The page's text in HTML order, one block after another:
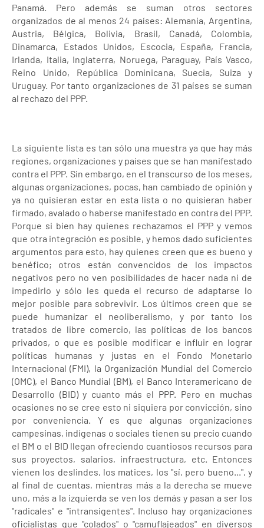
Panamá. Pero además se suman otros sectores
organizados de al menos 24 países: Alemania, Argentina,
Austria, Bélgica, Bolivia, Brasil, Canadá, Colombia,
Dinamarca, Estados Unidos, Escocia, España, Francia,
Irlanda, Italia, Inglaterra, Noruega, Paraguay, País Vasco,
Reino Unido, República Dominicana, Suecia, Suiza y
Uruguay. Por tanto organizaciones de 31 países se suman
al rechazo del PPP.
La siguiente lista es tan sólo una muestra ya que hay más
regiones, organizaciones y países que se han manifestado
contra el PPP. Sin embargo, en el transcurso de los meses,
algunas organizaciones, pocas, han cambiado de opinión y
ya no quisieran estar en esta lista o no quisieran haber
firmado, avalado o haberse manifestado en contra del PPP.
Porque si bien hay quienes rechazamos el PPP y vemos
que otra integración es posible, y hemos dado suficientes
argumentos para esto, hay quienes creen que es bueno y
benéfico; otros están convencidos de los impactos
negativos pero no ven posibilidades de hacer nada ni de
impedirlo y sólo les queda el recurso de adaptarse lo
mejor posible para sobrevivir. Los últimos creen que se
puede humanizar el neoliberalismo, y por tanto los
tratados de libre comercio, las políticas de los bancos
privados, o que es posible modificar e influir en lograr
políticas humanas y justas en el Fondo Monetario
Internacional (FMI), la Organización Mundial del Comercio
(OMC), el Banco Mundial (BM), el Banco Interamericano de
Desarrollo (BID) y cuanto más el PPP. Pero en muchas
ocasiones no se cree esto ni siquiera por convicción, sino
por conveniencia. Y es que algunas organizaciones
campesinas, indígenas o sociales tienen su precio cuando
el BM o el BID llegan ofreciendo cuantiosos recursos para
sus proyectos, salarios, infraestructura, etc. Entonces
vienen los deslindes, los matices, los "sí, pero bueno...", y
al final de cuentas, mientras más a la derecha se mueve
uno, más a la izquierda se ven los demás y pasan a ser los
"radicales" e "intransigentes". Incluso hay organizaciones
oficialistas que "colados" o "camuflajeados" en diversos